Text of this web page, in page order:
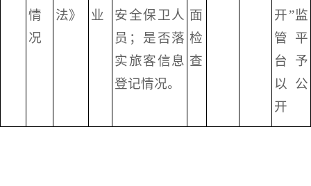
情
况
法》
业
安全保卫人
员；是否落
实旅客信息
登记情况。
面
检
查
开”监
管平
台予
以公
开